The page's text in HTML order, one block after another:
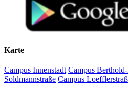
Karte
Campus Innenstadt Campus
Soldmannstraße Campus